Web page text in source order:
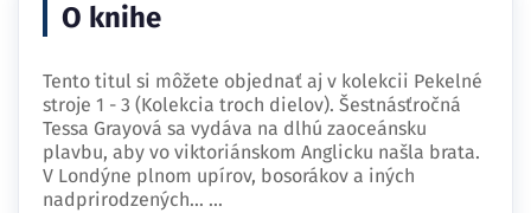
O knihe
Tento titul si môžete objednať aj v kolekcii Pekelné
stroje 1 - 3 (Kolekcia troch dielov). Šestnásťročná
Tessa Grayová sa vydáva na dlhú zaoceánsku
plavbu, aby vo viktoriánskom Anglicku našla brata.
V Londýne plnom upírov, bosorákov a iných
nadprirodzených… ...